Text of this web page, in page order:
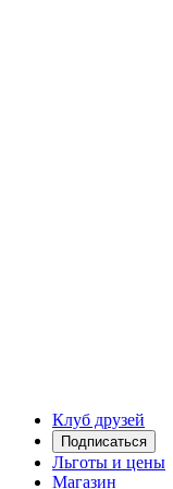
Клуб друзей
Подписаться
Льготы и цены
Магазин